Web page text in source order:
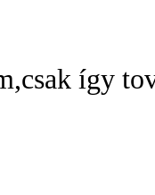
így